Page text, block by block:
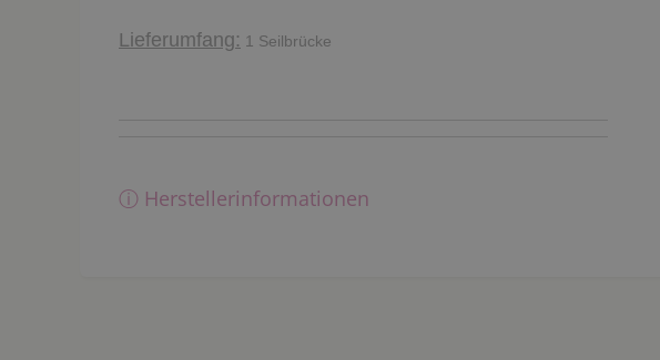
Lieferumfang: 1 Seilbrücke
ⓘ Herstellerinformationen